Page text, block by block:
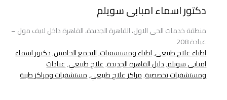
دكتور اسماء امبابى سويلم
منطقة خدمات الحى الاول، القاهرة الجديدة، القاهرة داخل لايف مول –
عيادة 208
اطباء علاج طبيعى,اطباء ومستشفيات,التجمع الخامس,دكتور اسماء
امبابى سويلم,دليل القاهرة الجديدة,علاج طبيعي,عيادات
ومستشفيات تخصصية,مراكز علاج طبيعي,مستشفيات ومراكز طبية